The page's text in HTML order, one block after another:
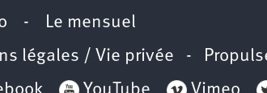
- Le mensuel
légales / Vie privée -